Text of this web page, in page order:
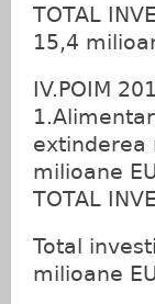
TOTAL
15,4
IV.POIM
extinderea
milioane
TOTAL
Total
milioane